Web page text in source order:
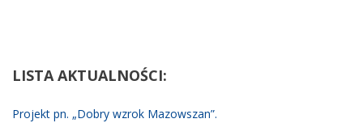
LISTAAKTUALNOŚCI:
Projekt pn. „Dobry wzrok Mazowszan”.